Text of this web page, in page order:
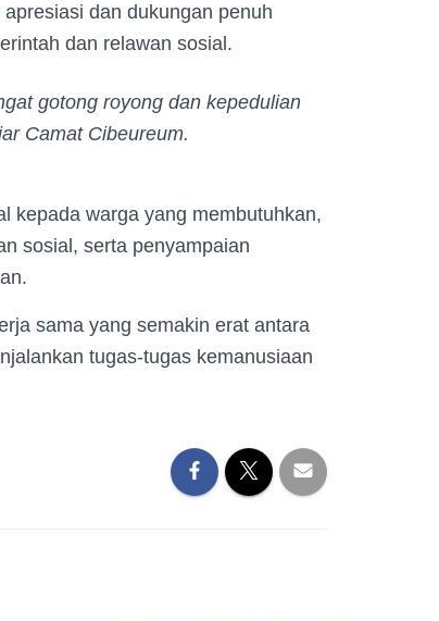
dan dukungan penuh
dan relawan sosial.
gotong royong dan kepedulian
Camat Cibeureum.
kepada warga yang membutuhkan,
sosial, serta penyampaian
sama yang semakin erat antara
tugas-tugas kemanusiaan